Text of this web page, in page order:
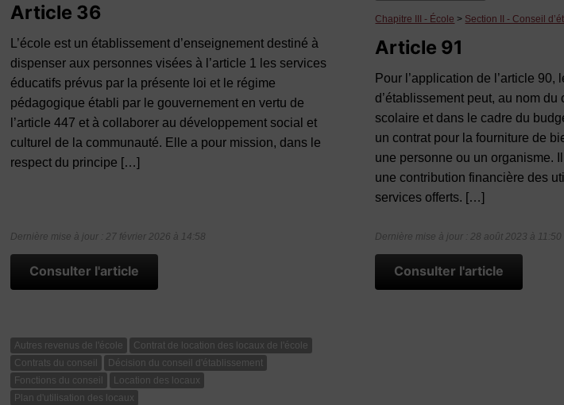
Article 36
L’école est un établissement d’enseignement destiné à
dispenser aux personnes visées à l’article 1 les services
éducatifs prévus par la présente loi et le régime
pédagogique établi par le gouvernement en vertu de
l’article 447 et à collaborer au développement social et
culturel de la communauté. Elle a pour mission, dans le
respect du principe […]
Dernière mise à jour : 27 février 2026 à 14:58
Consulter l'article
Chapitre III - École > Section II - Conseil
Article 91
Pour l’application de l’article 90,
d’établissement peut, au nom du
scolaire et dans le cadre du
un contrat pour la fourniture de
une personne ou un organisme.
une contribution financière des
services offerts. […]
Dernière mise à jour : 28 août 2023 à 11:50
Consulter l'article
Autres revenus de l'école
Contrat de location des locaux de l'école
Contrats du conseil
Décision du conseil d'établissement
Fonctions du conseil
Location des locaux
Plan d'utilisation des locaux